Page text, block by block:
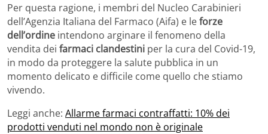
Per questa ragione, i membri del Nucleo Carabinieri
dell’Agenzia Italiana del Farmaco (Aifa) e leforze
dell’ordine intendono arginare il fenomeno della
vendita dei farmaci clandestini per la cura del Covid-19,
in modo da proteggere la salute pubblica in un
momento delicato e difficile come quello che stiamo
vivendo.
Leggi anche: Allarme farmaci contraffatti: 10% dei
prodotti venduti nel mondo non è originale